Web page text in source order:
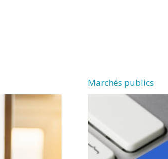
Marchés publics